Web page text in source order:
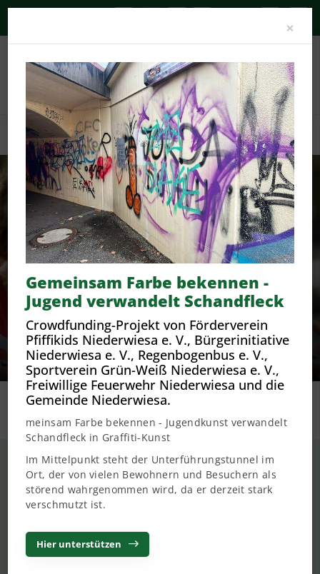
News Social-Media-News
Neues aus unseren Social-
Media-Kanälen
Sponsoren & Partner
Danke an alle Partner und Sponsoren, die
×
Gemeinsam Farbe bekennen -
Jugend verwandelt Schandfleck
Crowdfunding-Projekt von Förderverein
Pfiffikids Niederwiesa e. V., Bürgerinitiative
Niederwiesa e. V., Regenbogenbus e. V.,
Sportverein Grün-Weiß Niederwiesa e. V.,
Freiwillige Feuerwehr Niederwiesa und die
Gemeinde Niederwiesa.
meinsam Farbe bekennen - Jugendkunst verwandelt
Schandfleck in Graffiti-Kunst
Im Mittelpunkt steht der Unterführungstunnel im
Ort, der von vielen Bewohnern und Besuchern als
störend wahrgenommen wird, da er derzeit stark
verschmutzt ist.
Hier unterstützen